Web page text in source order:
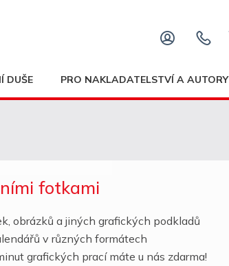
DUŠE PRO NAKLADATELSTVÍ A AUTORY
fotkami
obrázků a jiných grafických podkladů
v různých formátech
grafických prací máte u nás zdarma!